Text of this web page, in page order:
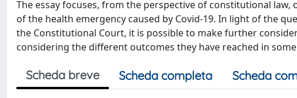
The essay focuses, from the perspective of constitutional
of the health emergency caused by Covid-19. In light of the
the Constitutional Court, it is possible to make further
considering the different outcomes they have reached in
Scheda breve Scheda completa Scheda